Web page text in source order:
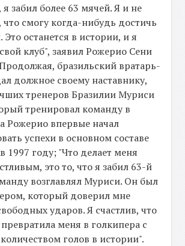
я забил более 63 мячей. Я и не
что смогу когда-нибудь достичь
Это останется в истории, и я
клуб", заявил Рожерио Сени
бразильский вратарь-
должное своему наставнику,
тренеров Бразилии Муриси
тренировал команду в
Рожерио впервые начал
успехи в основном составе
1997 году; "Что делает меня
это то, что я забил 63-й
возглавлял Муриси. Он был
который доверил мне
ударов. Я счастлив, что
меня в голкипера с
голов в истории".